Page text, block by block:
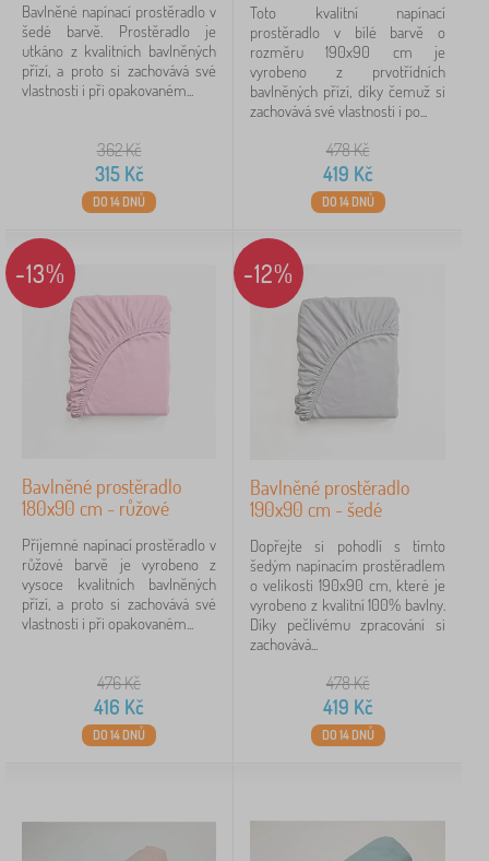
Bavlněné napínací prostěradlo v
šedé barvě. Prostěradlo je
utkáno z kvalitních bavlněných
přízí, a proto si zachovává své
vlastnosti i při opakovaném...
362Kč
315Kč
DO 14 DNŮ
Toto kvalitní napínací
prostěradlo v bílé barvě o
rozměru 190x90 cm je
vyrobeno z prvotřídních
bavlněných přízí, díky čemuž si
zachovává své vlastnosti i po...
478Kč
419 Kč
DO 14 DNŮ
-13%
Bavlněné prostěradlo
180x90 cm - růžové
Příjemné napínací prostěradlo v
růžové barvě je vyrobeno z
vysoce kvalitních bavlněných
přízí, a proto si zachovává své
vlastnosti i při opakovaném...
476Kč
416 Kč
DO 14 DNŮ
-12%
Bavlněné prostěradlo
190x90 cm - šedé
Dopřejte si pohodlí s tímto
šedým napínacím prostěradlem
o velikosti 190x90 cm, které je
vyrobeno z kvalitní 100% bavlny.
Díky pečlivému zpracování si
zachovává...
478Kč
419 Kč
DO 14 DNŮ